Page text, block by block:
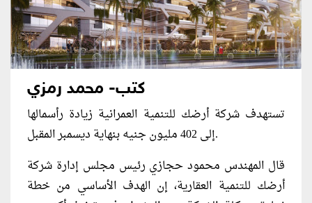
كتب- محمد رمزي
تستهدف شركة أرضك للتنمية العمرانية زيادة رأسمالها
إلى 402 مليون جنيه بنهاية ديسمبر المقبل.
قال المهندس محمود حجازي رئيس مجلس إدارة شركة
أرضك للتنمية العقارية، إن الهدف الأساسي من خطة